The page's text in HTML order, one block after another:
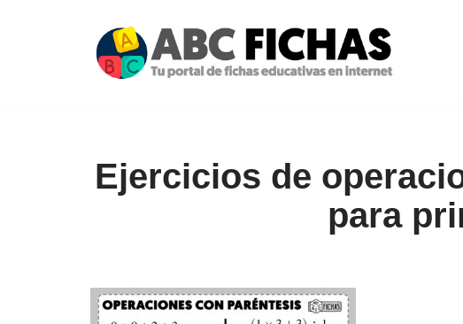
Ejercicios de
para